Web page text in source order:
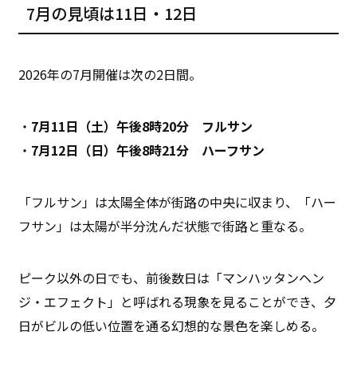
7月の見頃は11日・12日
2026年の7月開催は次の2日間。
・ 7月11日（土）午後8時20分 フルサン
・ 7月12日（日）午後8時21分 ハーフサン
「フルサン」は太陽全体が街路の中央に収まり、「ハー
フサン」は太陽が半分沈んだ状態で街路と重なる。
ピーク以外の日でも、前後数日は「マンハッタンヘン
ジ・エフェクト」と呼ばれる現象を見ることができ、夕
日がビルの低い位置を通る幻想的な景色を楽しめる。